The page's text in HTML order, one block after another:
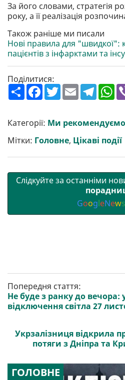
За його словами, стратегія
року, а її реалізація
Також раніше ми писали
Нові правила для "швидкої":
пацієнтів з інфарктами та
Поділитися:
П
о
р
и
т
и
F
a
b
o
o
k
T
w
e
r
E
m
l
T
e
g
r
a
m
W
h
s
A
p
p
Категорії: Ми рекомендуємо
Мітки: Головне, Цікаві події
Слідкуйте за останніми
GoogleNews
Попередня стаття:
Не буде з ранку до вечора:
відключення світла 27
Укрзалізниця відкрила
потяги з Дніпра та
ГОЛОВНЕ